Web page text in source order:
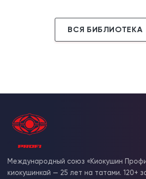
ВСЯ БИБЛИОТЕКА
Международный союз «Киокушин
киокушинкай — 25 лет на татами. 120+